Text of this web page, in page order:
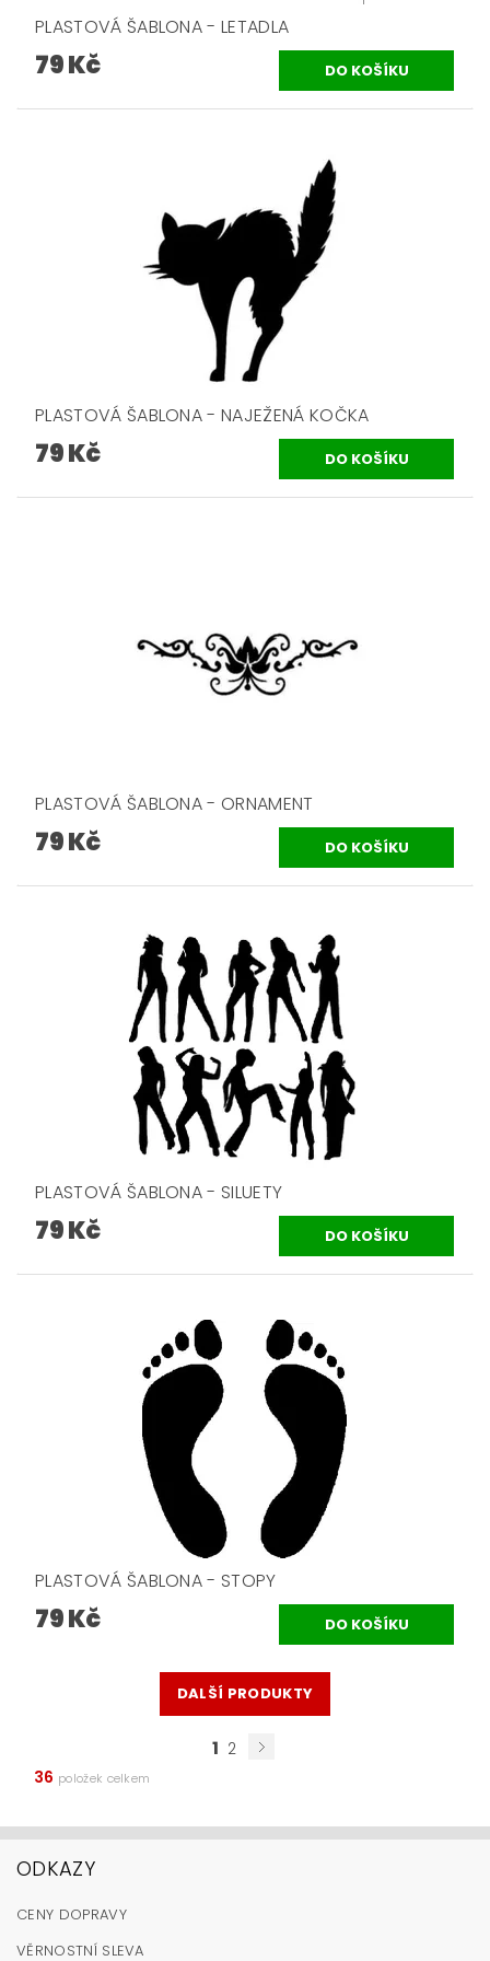
PLASTOVÁ ŠABLONA - LETADLA
79 Kč
PLASTOVÁ ŠABLONA - NAJEŽENÁ KOČKA
79 Kč
PLASTOVÁ ŠABLONA - ORNAMENT
79 Kč
PLASTOVÁ ŠABLONA - SILUETY
79 Kč
PLASTOVÁ ŠABLONA - STOPY
79 Kč
DALŠÍ PRODUKTY
1 2
36 položek celkem
ODKAZY
CENY DOPRAVY
VĚRNOSTNÍ SLEVA